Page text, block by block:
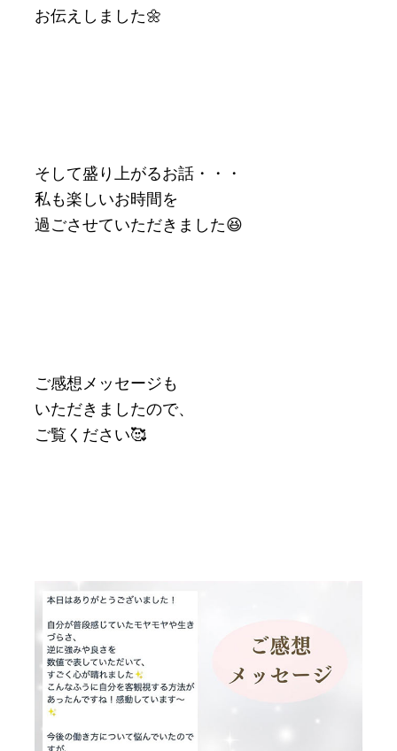
お伝えしました🌼
そして盛り上がるお話・・・
私も楽しいお時間を
過ごさせていただきました😆
ご感想メッセージも
いただきましたので、
ご覧ください🥰